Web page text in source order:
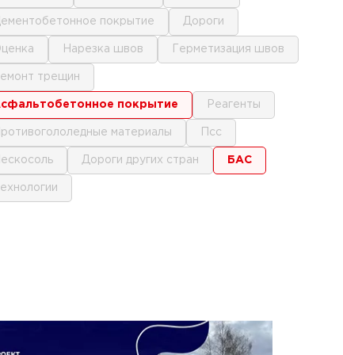
цементобетонное покрытие дороги
оценка нарезка швов герметизация швов
ремонт трещин
асфальтобетонное покрытие реагенты
противогололедные материалы псс
пескосоль дороги других стран БАС
технологии